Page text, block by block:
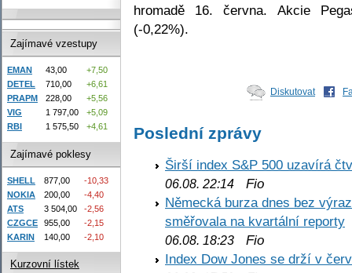
hromadě 16. června. Akcie
(-0,22%).
Diskutovat
Poslední zprávy
Širší index S&P 500 uzavírá
06.08. 22:14 Fio
Německá burza dnes bez
směřovala na kvartální reporty
06.08. 18:23 Fio
Index Dow Jones se drží v
Zajímavé vzestupy
EMAN 43,00
+7,50
DETEL
710,00
+6,61
PRAPM
228,00
+5,56
VIG
1 797,00
+5,09
RBI
1 575,50 +4,61
Zajímavé poklesy
SHELL 877,00
-10,33
NOKIA
200,00
-4,40
ATS
3 504,00
-2,56
CZGCE
955,00
-2,15
KARIN
140,00 -2,10
Kurzovní lístek